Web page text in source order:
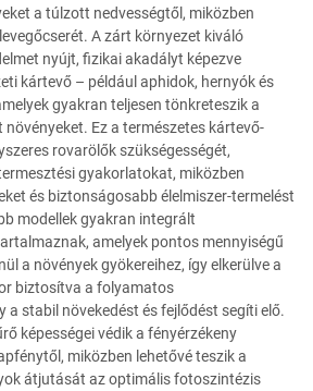
a túlzott nedvességtől, miközben
A zárt környezet kiváló
nyújt, fizikai akadályt képezve
kártevő – például aphidok, hernyók és
gyakran teljesen tönkreteszik a
Ez a természetes kártevő-
rovarölők szükségességét,
gyakorlatokat, miközben
és biztonságosabb élelmiszer-termelést
modellek gyakran integrált
amelyek pontos mennyiségű
a növények gyökereihez, így elkerülve a
biztosítva a folyamatos
a stabil növekedést és fejlődést segíti elő.
képességei védik a fényérzékeny
miközben lehetővé teszik a
átjutását az optimális fotoszintézis